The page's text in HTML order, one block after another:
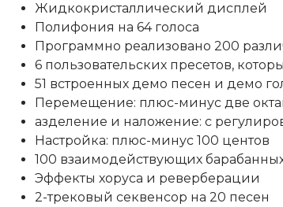
Жидкокристаллический дисплей
Полифония на 64 голоса
Программно реализовано 200
6 пользовательских пресетов,
51 встроенных демо песен и демо
Перемещение: плюс-минус две
азделение и наложение: с
Настройка: плюс-минус 100 центов
100 взаимодействующих
Эффекты хоруса и реверберации
2-трековый секвенсор на 20 песен